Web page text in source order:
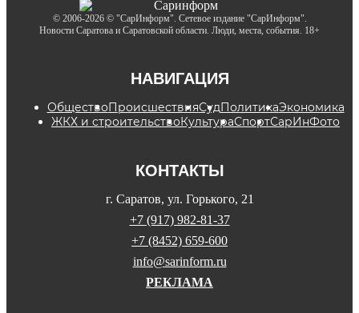
© 2006-2026 © "СарИнформ". Сетевое издание "СарИнформ".
Новости Саратова и Саратовской области. Люди, места, события. 18+
НАВИГАЦИЯ
ОбществоПроисшествияСудПолитикаЭкономика
ЖКХ и строительствоКультураСпортСарИнФото
КОНТАКТЫ
г. Саратов, ул. Горького, 21
+7 (917) 982-81-37
+7 (8452) 659-600
info@sarinform.ru
РЕКЛАМА